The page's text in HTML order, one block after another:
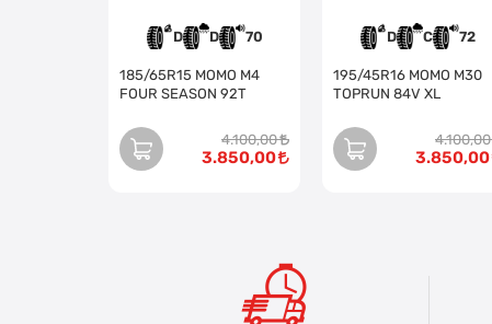
D D 70
185/65R15 MOMO M4
FOUR SEASON 92T
4.100,00
3.850,00
D C 72
195/45R16 MOMO M30
TOPRUN 84V XL
4.100,00
3.850,00